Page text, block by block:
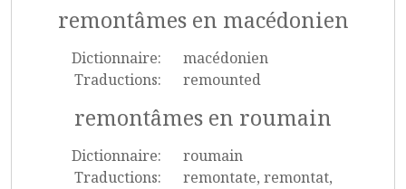
remontâmes en macédonien
Dictionnaire:
macédonien
Traductions:
remounted
remontâmes en roumain
Dictionnaire:
roumain
Traductions:
remontate, remontat,